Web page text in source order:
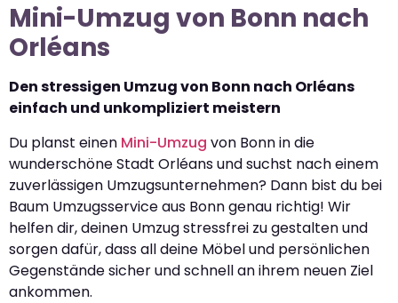
Mini-Umzug von Bonn nach
Orléans
Den stressigen Umzug von Bonn nach Orléans
einfach und unkompliziert meistern
Du planst einen Mini-Umzug von Bonn in die
wunderschöne Stadt Orléans und suchst nach einem
zuverlässigen Umzugsunternehmen? Dann bist du bei
Baum Umzugsservice aus Bonn genau richtig! Wir
helfen dir, deinen Umzug stressfrei zu gestalten und
sorgen dafür, dass all deine Möbel und persönlichen
Gegenstände sicher und schnell an ihrem neuen Ziel
ankommen.